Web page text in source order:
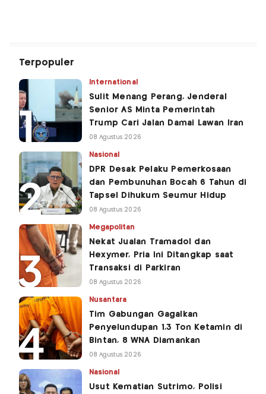
Terpopuler
International
Sulit Menang Perang, Jenderal
Senior AS Minta Pemerintah
Trump Cari Jalan Damai Lawan Iran
08 Agustus 2026
Nasional
DPR Desak Pelaku Pemerkosaan
dan Pembunuhan Bocah 6 Tahun di
Tapsel Dihukum Seumur Hidup
08 Agustus 2026
Megapolitan
Nekat Jualan Tramadol dan
Hexymer, Pria Ini Ditangkap saat
Transaksi di Parkiran
08 Agustus 2026
Nusantara
Tim Gabungan Gagalkan
Penyelundupan 1,3 Ton Ketamin di
Bintan, 8 WNA Diamankan
08 Agustus 2026
Nasional
Usut Kematian Sutrimo, Polisi